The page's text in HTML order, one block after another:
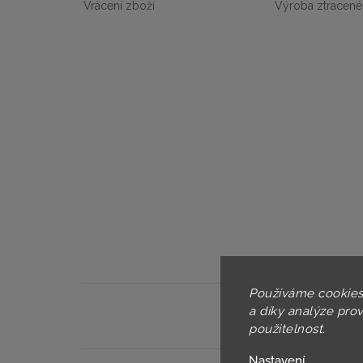
Používáme
a díky analýze
použitelnost.
Vrácení zboží
Výroba